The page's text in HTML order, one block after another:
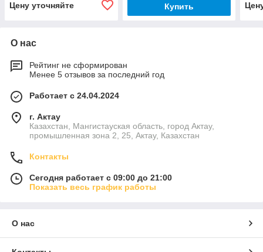
Цену уточняйте Купить
О нас
Рейтинг не сформирован
Менее 5 отзывов за последний год
Работает с 24.04.2024
г. Актау
Казахстан, Мангистауская область, город Актау,
промышленная зона 2, 25, Актау, Казахстан
Контакты
Сегодня работает с 09:00 до 21:00
Показать весь график работы
О нас